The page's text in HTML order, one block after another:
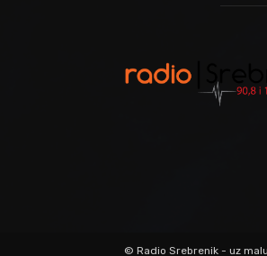
© Radio Srebrenik - uz